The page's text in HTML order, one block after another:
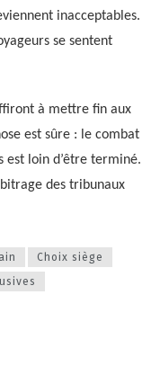
inacceptables.
se sentent
à mettre fin aux
est sûre : le combat
est loin d’être terminé.
des tribunaux
Choix siège